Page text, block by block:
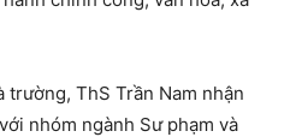
ThS Trần Nam nhận
nhóm ngành Sư phạm và